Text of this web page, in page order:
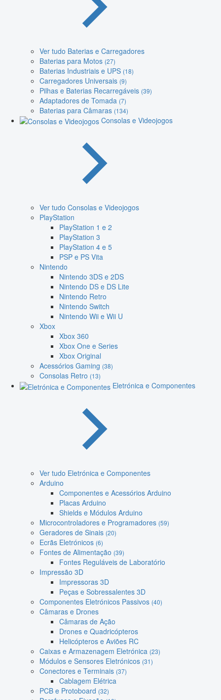
Ver tudo Baterias e Carregadores
Baterias para Motos (27)
Baterias Industriais e UPS (18)
Carregadores Universais (9)
Pilhas e Baterias Recarregáveis (39)
Adaptadores de Tomada (7)
Baterias para Câmaras (134)
Consolas e Videojogos
Ver tudo Consolas e Videojogos
PlayStation
PlayStation 1 e 2
PlayStation 3
PlayStation 4 e 5
PSP e PS Vita
Nintendo
Nintendo 3DS e 2DS
Nintendo DS e DS Lite
Nintendo Retro
Nintendo Switch
Nintendo Wii e Wii U
Xbox
Xbox 360
Xbox One e Series
Xbox Original
Acessórios Gaming (38)
Consolas Retro (13)
Eletrónica e Componentes
Ver tudo Eletrónica e Componentes
Arduino
Componentes e Acessórios Arduino
Placas Arduino
Shields e Módulos Arduino
Microcontroladores e Programadores (59)
Geradores de Sinais (20)
Ecrãs Eletrónicos (6)
Fontes de Alimentação (39)
Fontes Reguláveis de Laboratório
Impressão 3D
Impressoras 3D
Peças e Sobressalentes 3D
Componentes Eletrónicos Passivos (40)
Câmaras e Drones
Câmaras de Ação
Drones e Quadricópteros
Helicópteros e Aviões RC
Caixas e Armazenagem Eletrónica (23)
Módulos e Sensores Eletrónicos (31)
Conectores e Terminais (37)
Cablagem Elétrica
PCB e Protoboard (32)